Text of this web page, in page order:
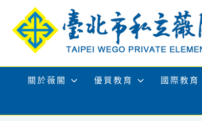
移至網頁之主要內容區位置
關於薇閣 優質教育 國際教育